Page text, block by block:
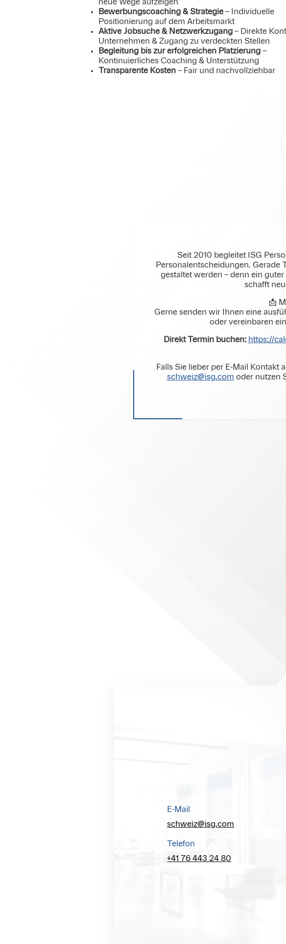
neue Wege aufzeigen
Bewerbungscoaching & Strategie – Individuelle
Positionierung auf dem Arbeitsmarkt
Aktive Jobsuche & Netzwerkzugang – Direkte
Unternehmen & Zugang zu verdeckten Stellen
Begleitung bis zur erfolgreichen Platzierung –
Kontinuierliches Coaching & Unterstützung
Transparente Kosten – Fair und nachvollziehbar
Seit 2010 begleitet ISG
Personalentscheidungen. Gerade
gestaltet werden – denn ein
schafft
📩
Gerne senden wir Ihnen eine
oder vereinbaren
Direkt Termin buchen: https://
Falls Sie lieber per E-Mail Kontakt
schweiz@isg.com oder nutzen
E-Mail
schweiz@isg.com
Telefon
+41 76 443 24 80